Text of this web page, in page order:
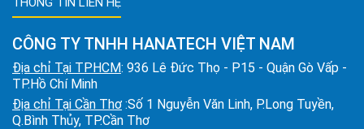
CÔNG TY TNHH HANATECH VIỆT NAM
Địa chỉ Tại TPHCM: 936 Lê Đức Thọ - P15 - Quận Gò Vấp -
TP.Hồ Chí Minh
Địa chỉ Tại Cần Thơ :Số 1 Nguyễn Văn Linh, P.Long Tuyền,
Q.Bình Thủy, TP.Cần Thơ